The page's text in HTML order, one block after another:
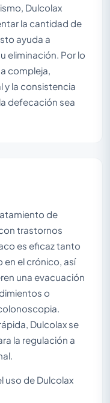
Dulcolax
la cantidad de
ayuda a
eliminación. Por lo
compleja,
y la consistencia
defecación sea
de
trastornos
es eficaz tanto
el crónico, así
una evacuación
o
Dulcolax se
la regulación a
uso de Dulcolax